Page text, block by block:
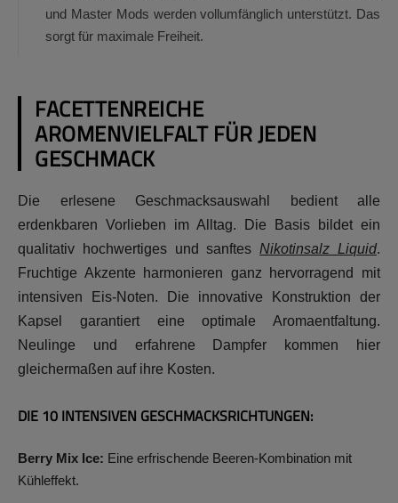
und Master Mods werden vollumfänglich unterstützt. Das
sorgt für maximale Freiheit.
FACETTENREICHE
AROMENVIELFALT FÜR JEDEN
GESCHMACK
Die erlesene Geschmacksauswahl bedient alle
erdenkbaren Vorlieben im Alltag. Die Basis bildet ein
qualitativ hochwertiges und sanftesNikotinsalz Liquid.
Fruchtige Akzente harmonieren ganz hervorragend mit
intensiven Eis-Noten. Die innovative Konstruktion der
Kapsel garantiert eine optimale Aromaentfaltung.
Neulinge und erfahrene Dampfer kommen hier
gleichermaßen auf ihre Kosten.
DIE 10 INTENSIVEN GESCHMACKSRICHTUNGEN:
Berry Mix Ice: Eine erfrischende Beeren-Kombination mit
Kühleffekt.